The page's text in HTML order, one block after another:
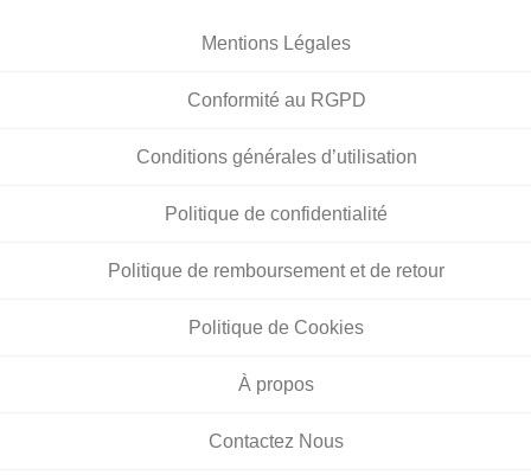
Mentions Légales
Conformité au RGPD
Conditions générales d’utilisation
Politique de confidentialité
Politique de remboursement et de retour
Politique de Cookies
À propos
Contactez Nous